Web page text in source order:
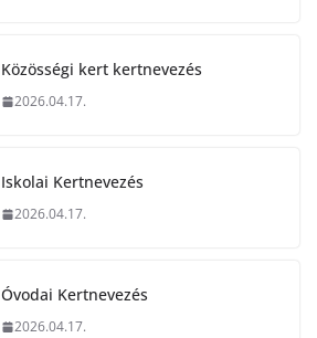
Közösségi kert kertnevezés
2026.04.17.
Iskolai Kertnevezés
2026.04.17.
Óvodai Kertnevezés
2026.04.17.